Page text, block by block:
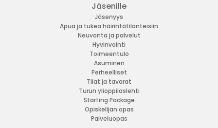
Jäsenille
Jäsenyys
Apua ja tukea häirintätilanteisiin
Neuvonta ja palvelut
Hyvinvointi
Toimeentulo
Asuminen
Perheelliset
Tilat ja tavarat
Turun ylioppilaslehti
Starting Package
Opiskelijan opas
Palveluopas